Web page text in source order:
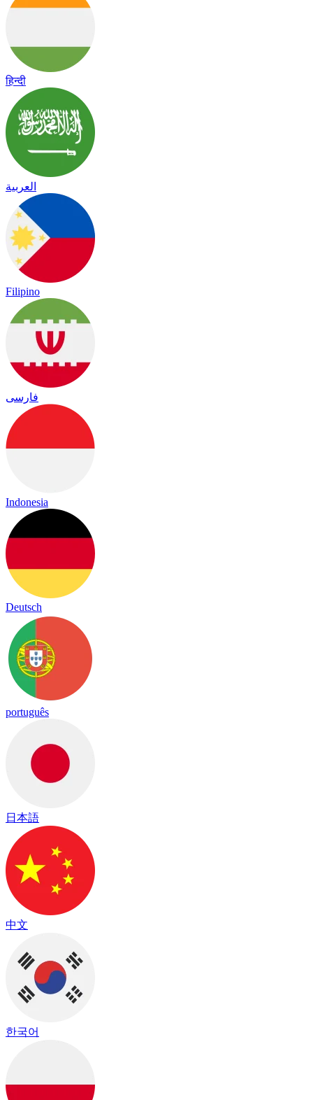
हिन्दी
العربية
Filipino
فارسی
Indonesia
Deutsch
português
日本語
中文
한국어